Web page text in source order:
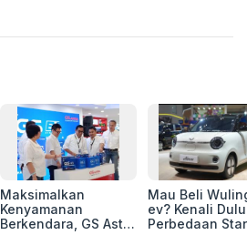
Maksimalkan
Kenyamanan
Berkendara, GS Astra
Mau Beli
ev? Kenali Dulu
Perbedaan